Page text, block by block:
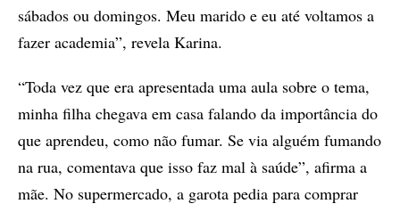
sábados ou domingos. Meu marido e eu até voltamos a
fazer academia”, revela Karina.
“Toda vez que era apresentada uma aula sobre o tema,
minha filha chegava em casa falando da importância do
que aprendeu, como não fumar. Se via alguém fumando
na rua, comentava que isso faz mal à saúde”, afirma a
mãe. No supermercado, a garota pedia para comprar